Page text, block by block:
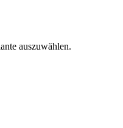
auszuwählen.